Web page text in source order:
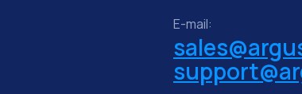
E-mail: